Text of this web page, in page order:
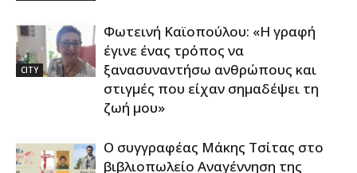
CITY
Φωτεινή Καϊοπούλου: «Η γραφή
έγινε ένας τρόπος να
ξανασυναντήσω ανθρώπους και
στιγμές που είχαν σημαδέψει τη
ζωή μου»
Ο συγγραφέας Μάκης Τσίτας στο
βιβλιοπωλείο Αναγέννηση της